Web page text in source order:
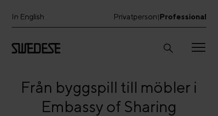
In English Professional
|
Privatperson
Från byggspill till möbler i
Embassy of Sharing